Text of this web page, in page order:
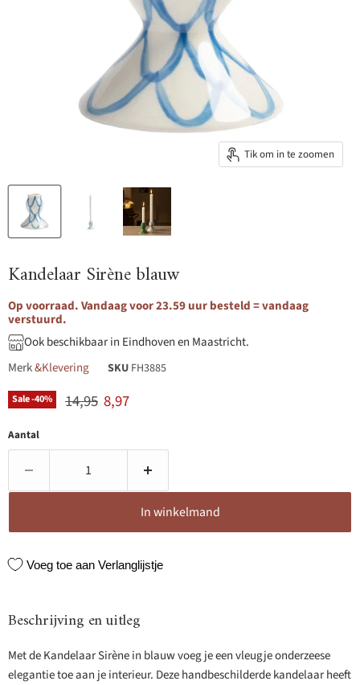
Tik om in te zoomen
Kandelaar Sirène blauw
Op voorraad. Vandaag voor 23.59 uur besteld = vandaag
verstuurd.
Ook beschikbaar in Eindhoven en Maastricht.
Merk&Klevering SKU FH3885
Sale -40% Originele prijs
14,95 Huidige prijs
8,97
Aantal
In winkelmand
Voeg toe aan Verlanglijstje
Beschrijving en uitleg
Met de Kandelaar Sirène in blauw voeg je een vleugje onderzeese
elegantie toe aan je interieur. Deze handbeschilderde kandelaar heeft